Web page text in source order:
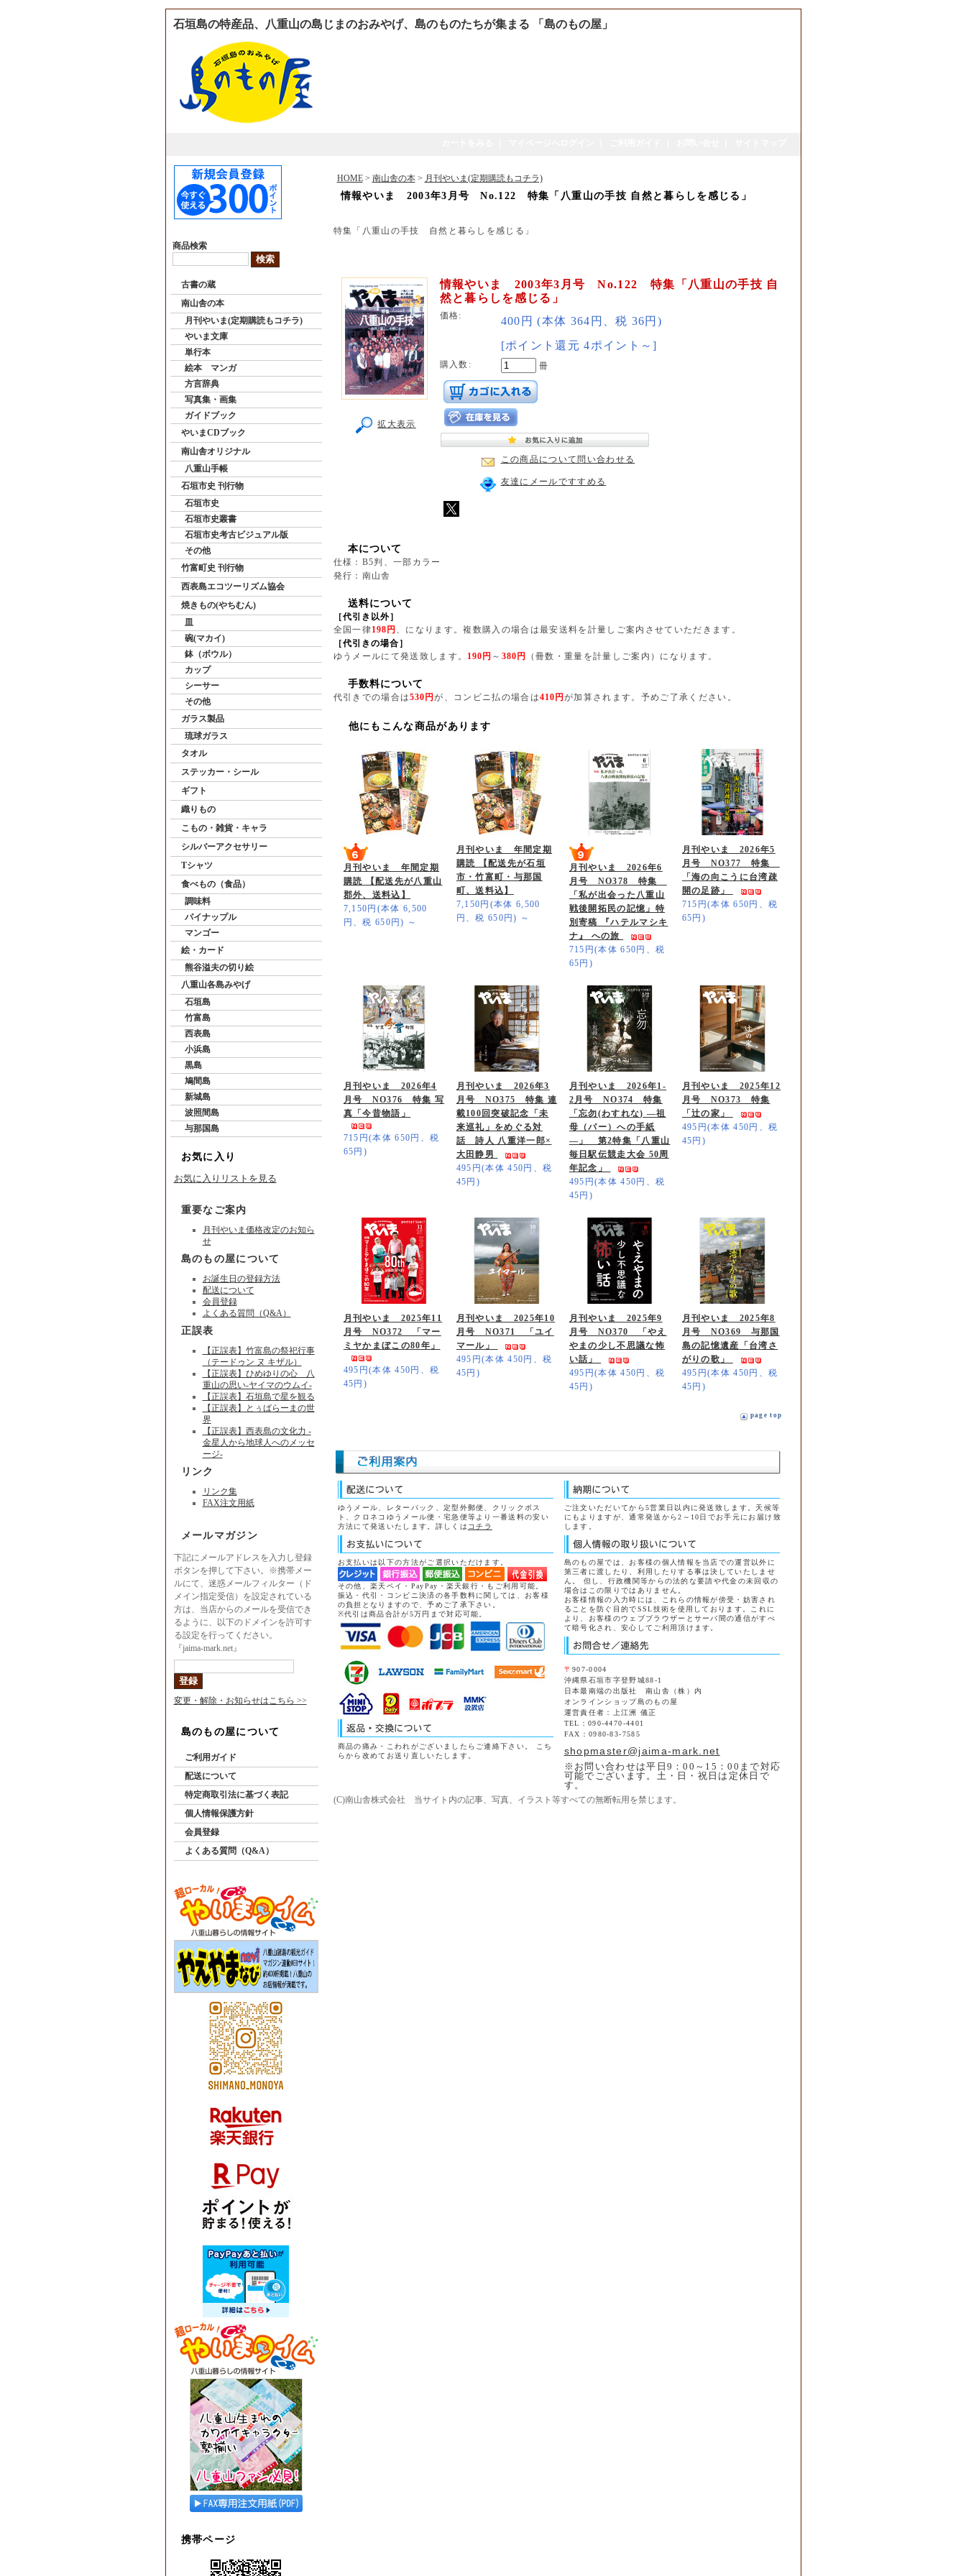
石垣島の特産品、八重山の島じまのおみやげ、島のものたちが集まる 「島のもの屋」
商品検索
古書の蔵
南山舎の本
月刊やいま(定期購読もコチラ)
やいま文庫
単行本
絵本 マンガ
方言辞典
写真集・画集
ガイドブック
やいまCDブック
南山舎オリジナル
八重山手帳
石垣市史 刊行物
石垣市史
石垣市史叢書
石垣市史考古ビジュアル版
その他
竹富町史 刊行物
西表島エコツーリズム協会
焼きもの(やちむん)
皿
碗(マカイ)
鉢（ボウル）
カップ
シーサー
その他
ガラス製品
琉球ガラス
タオル
ステッカー・シール
ギフト
織りもの
こもの・雑貨・キャラ
シルバーアクセサリー
Tシャツ
食べもの（食品）
調味料
パイナップル
マンゴー
絵・カード
熊谷溢夫の切り絵
八重山各島みやげ
石垣島
竹富島
西表島
小浜島
黒島
鳩間島
新城島
波照間島
与那国島
お気に入り
お気に入りリストを見る
重要なご案内
月刊やいま価格改定のお知ら
せ
島のもの屋について
お誕生日の登録方法
配送について
会員登録
よくある質問（Q&A）
正誤表
【正誤表】竹富島の祭祀行事
（テードゥン ヌ キザル）
【正誤表】ひめゆりの心 八
重山の思い-ヤイマのウムイ-
【正誤表】石垣島で星を観る
【正誤表】とぅばらーまの世
界
【正誤表】西表島の文化力 -
金星人から地球人へのメッセ
ージ-
リンク
リンク集
FAX注文用紙
メールマガジン
下記にメールアドレスを入力し登録
ボタンを押して下さい。※携帯メー
ルにて、迷惑メールフィルター（ド
メイン指定受信）を設定されている
方は、当店からのメールを受信でき
るように、以下のドメインを許可す
る設定を行ってください。
『jaima-mark.net』
変更・解除・お知らせはこちら >>
島のもの屋について
ご利用ガイド
配送について
特定商取引法に基づく表記
個人情報保護方針
会員登録
よくある質問（Q&A）
携帯ページ
HOME> 南山舎の本> 月刊やいま(定期購読もコチラ)
情報やいま 2003年3月号 No.122 特集「八重山の手技 自然と暮らしを感じる」
特集「八重山の手技 自然と暮らしを感じる」
拡大表示
情報やいま 2003年3月号 No.122 特集「八重山の手技 自
然と暮らしを感じる」
価格:
400円 (本体 364円、税 36円)
[ポイント還元 4ポイント～]
購入数: 冊
この商品について問い合わせる
友達にメールですすめる
本について
仕様：B5判、一部カラー
発行：南山舎
送料について
［代引き以外］
全国一律198円 、になります。複数購入の場合は最安送料を計量しご案内させていただきます。
［代引きの場合］
ゆうメールにて発送致します。 190円 ～ 380円 （冊数・重量を計量しご案内）になります。
手数料について
代引きでの場合は530円が、コンビニ払の場合は410円 が加算されます。予めご了承ください。
他にもこんな商品があります
月刊やいま 年間定期
購読 【配送先が八重山
郡外、送料込】
7,150円(本体 6,500
円、税 650円) ～
月刊やいま 年間定期
購読 【配送先が石垣
市・竹富町・与那国
町、送料込】
7,150円(本体 6,500
円、税 650円) ～
月刊やいま 2026年6
月号 NO378 特集
「私が出会った八重山
戦後開拓民の記憶」特
別寄稿 『ハテルマシキ
ナ』 への旅
715円(本体 650円、税
65円)
月刊やいま 2026年5
月号 NO377 特集
「海の向こうに台湾疎
開の足跡」
715円(本体 650円、税
65円)
月刊やいま 2026年4
月号 NO376 特集 写
真「今昔物語」
715円(本体 650円、税
65円)
月刊やいま 2026年3
月号 NO375 特集 連
載100回突破記念「未
来巡礼」をめぐる対
話 詩人 八重洋一郎×
大田静男
495円(本体 450円、税
45円)
月刊やいま 2026年1-
2月号 NO374 特集
「忘勿(わすれな) ―祖
母（パー）への手紙
―」 第2特集「八重山
毎日駅伝競走大会 50周
年記念」
495円(本体 450円、税
45円)
月刊やいま 2025年12
月号 NO373 特集
「辻の家」
495円(本体 450円、税
45円)
月刊やいま 2025年11
月号 NO372 「マー
ミヤかまぼこの80年」
495円(本体 450円、税
45円)
月刊やいま 2025年10
月号 NO371 「ユイ
マール」
495円(本体 450円、税
45円)
月刊やいま 2025年9
月号 NO370 「やえ
やまの少し不思議な怖
い話」
495円(本体 450円、税
45円)
月刊やいま 2025年8
月号 NO369 与那国
島の記憶遺産「台湾さ
がりの歌」
495円(本体 450円、税
45円)
page top
ゆうメール、レターパック、定型外郵便、クリックポス
ト、クロネコゆうメール便・宅急便等より一番送料の安い
方法にて発送いたします。詳しくは コチラ
お支払いは以下の方法がご選択いただけます。
その他、楽天ペイ・PayPay・楽天銀行・もご利用可能。
振込・代引・コンビニ決済の各手数料に関しては、お客様
の負担となりますので、予めご了承下さい。
※代引は商品合計が5万円まで対応可能。
商品の痛み・こわれがございましたらご連絡下さい。 こち
らから改めてお送り直しいたします。
ご注文いただいてから5営業日以内に発送致します。天候等
にもよりますが、通常発送から2～10日でお手元にお届け致
します。
島のもの屋では、お客様の個人情報を当店での運営以外に
第三者に渡したり、利用したりする事は決していたしませ
ん。 但し、行政機関等からの法的な要請や代金の未回収の
場合はこの限りではありません。
お客様情報の入力時には、これらの情報が傍受・妨害され
ることを防ぐ目的でSSL技術を使用しております。これに
より、お客様のウェブブラウザーとサーバ間の通信がすべ
て暗号化され、安心してご利用頂けます。
〒 907-0004
沖縄県石垣市字登野城88-1
日本最南端の出版社 南山舎（株）内
オンラインショップ島のもの屋
運営責任者：上江洲 儀正
TEL：090-4470-4401
FAX：0980-83-7585
shopmaster@jaima-mark.net
※お問い合わせは平日9：00～15：00まで対応
可能でございます。土・日・祝日は定休日で
す。
(C)南山舎株式会社 当サイト内の記事、写真、イラスト等すべての無断転用を禁じます。